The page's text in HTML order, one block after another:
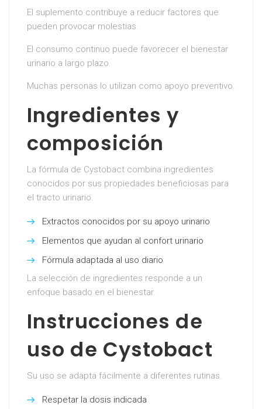
El suplemento contribuye a reducir factores que
pueden provocar molestias.
El consumo continuo puede favorecer el bienestar
urinario a largo plazo.
Muchas personas lo utilizan como apoyo preventivo.
Ingredientes y
composición
La fórmula de Cystobact combina ingredientes
conocidos por sus propiedades beneficiosas para
el tracto urinario.
Extractos conocidos por su apoyo urinario
Elementos que ayudan al confort urinario
Fórmula adaptada al uso diario
La selección de ingredientes responde a un
enfoque basado en el bienestar.
Instrucciones de
uso de Cystobact
Su uso se adapta fácilmente a diferentes rutinas.
Respetar la dosis indicada